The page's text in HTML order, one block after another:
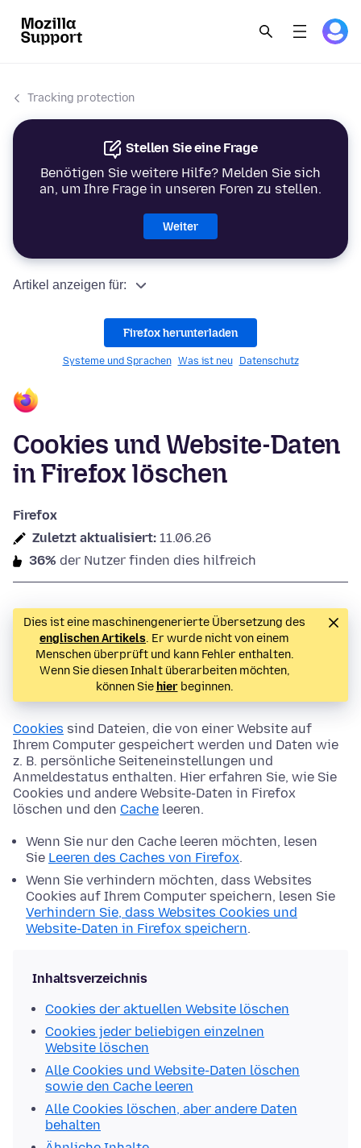
Tracking protection
Stellen Sie eine Frage
Benötigen Sie weitere Hilfe? Melden Sie sich
an, um Ihre Frage in unseren Foren zu stellen.
Weiter
Artikel anzeigen für:
Firefox herunterladen
Systeme und Sprachen Was ist neu Datenschutz
Cookies und Website-Daten
in Firefox löschen
Firefox
Zuletzt aktualisiert: 11.06.26
36% der Nutzer finden dies hilfreich
Dies ist eine maschinengenerierte Übersetzung des
englischen Artikels. Er wurde nicht von einem
Menschen überprüft und kann Fehler enthalten.
Wenn Sie diesen Inhalt überarbeiten möchten,
können Sie hierbeginnen.
Cookies sind Dateien, die von einer Website auf
Ihrem Computer gespeichert werden und Daten wie
z. B. persönliche Seiteneinstellungen und
Anmeldestatus enthalten. Hier erfahren Sie, wie Sie
Cookies und andere Website-Daten in Firefox
löschen und den Cache leeren.
Wenn Sie nur den Cache leeren möchten, lesen
Sie Leeren des Caches von Firefox.
Wenn Sie verhindern möchten, dass Websites
Cookies auf Ihrem Computer speichern, lesen Sie
Verhindern Sie, dass Websites Cookies und
Website-Daten in Firefox speichern.
Inhaltsverzeichnis
Cookies der aktuellen Website löschen
Cookies jeder beliebigen einzelnen
Website löschen
Alle Cookies und Website-Daten löschen
sowie den Cache leeren
Alle Cookies löschen, aber andere Daten
behalten